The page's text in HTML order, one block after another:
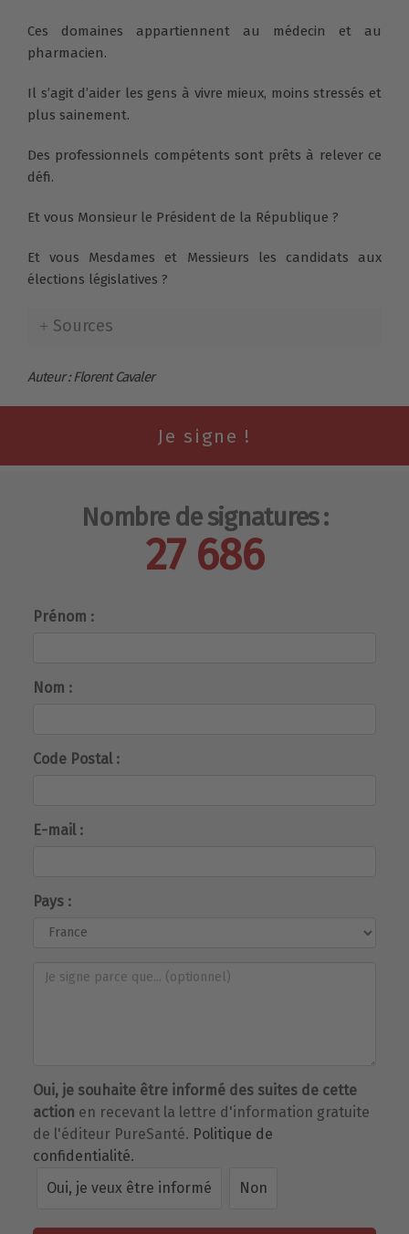
Ces domaines appartiennent au médecin et au
pharmacien.
Il s’agit d’aider les gens à vivre mieux, moins stressés et
plus sainement.
Des professionnels compétents sont prêts à relever ce
défi.
Et vous Monsieur le Président de la République ?
Et vous Mesdames et Messieurs les candidats aux
élections législatives ?
Sources
Auteur : Florent Cavaler
Nombre de signatures :
27 686
Prénom :
Nom :
Code Postal :
E-mail :
Pays :
Oui, je souhaite être informé des suites de cette
action en recevant la lettre d'information gratuite
de l'éditeur PureSanté. Politique de
confidentialité.
Oui, je veux être informé
Non